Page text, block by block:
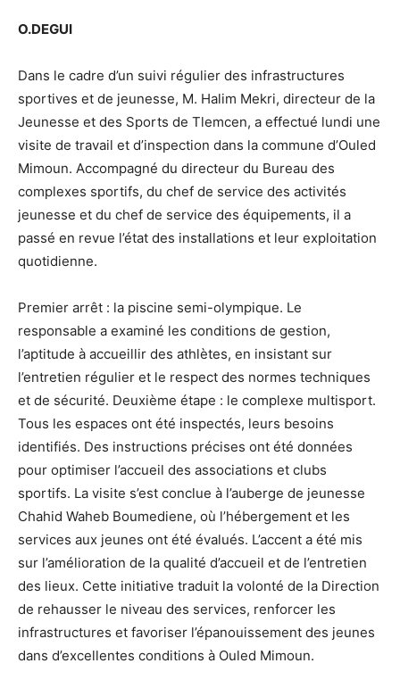
O.DEGUI
Dans le cadre d’un suivi régulier des infrastructures
sportives et de jeunesse, M. Halim Mekri, directeur de la
Jeunesse et des Sports de Tlemcen, a effectué lundi une
visite de travail et d’inspection dans la commune d’Ouled
Mimoun. Accompagné du directeur du Bureau des
complexes sportifs, du chef de service des activités
jeunesse et du chef de service des équipements, il a
passé en revue l’état des installations et leur exploitation
quotidienne.
Premier arrêt : la piscine semi-olympique. Le
responsable a examiné les conditions de gestion,
l’aptitude à accueillir des athlètes, en insistant sur
l’entretien régulier et le respect des normes techniques
et de sécurité. Deuxième étape : le complexe multisport.
Tous les espaces ont été inspectés, leurs besoins
identifiés. Des instructions précises ont été données
pour optimiser l’accueil des associations et clubs
sportifs. La visite s’est conclue à l’auberge de jeunesse
Chahid Waheb Boumediene, où l’hébergement et les
services aux jeunes ont été évalués. L’accent a été mis
sur l’amélioration de la qualité d’accueil et de l’entretien
des lieux. Cette initiative traduit la volonté de la Direction
de rehausser le niveau des services, renforcer les
infrastructures et favoriser l’épanouissement des jeunes
dans d’excellentes conditions à Ouled Mimoun.